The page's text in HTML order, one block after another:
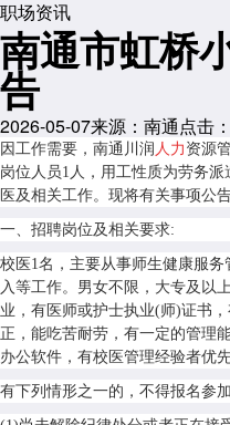
职场资讯
南通市虹桥
告
2026-05-07来源：南通点击：
因工作需要，南通川润 人力 资源
岗位人员1人，用工性质为劳务
医及相关工作。现将有关事项公
一、招聘岗位及相关要求:
校医1名，主要从事师生健康服
入等工作。男女不限，大专及以
业，有医师或护士执业(师)证书
正，能吃苦耐劳，有一定的管理
办公软件，有校医管理经验者优
有下列情形之一的，不得报名参